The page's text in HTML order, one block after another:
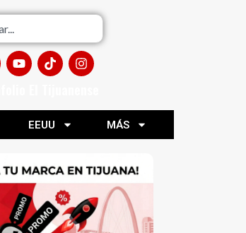
EEUU MÁS